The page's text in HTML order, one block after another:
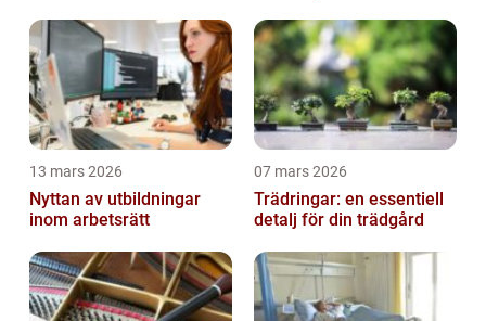
13 mars 2026
Nyttan av utbildningar
inom arbetsrätt
07 mars 2026
Trädringar: en essentiell
detalj för din trädgård